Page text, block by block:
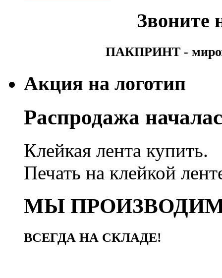
Звоните
ПАКПРИНТ -
Акция на логотип
Распродажа
Клейкая лента купить.
Печать на клейкой
МЫ
ВСЕГДА НА СКЛАДЕ!